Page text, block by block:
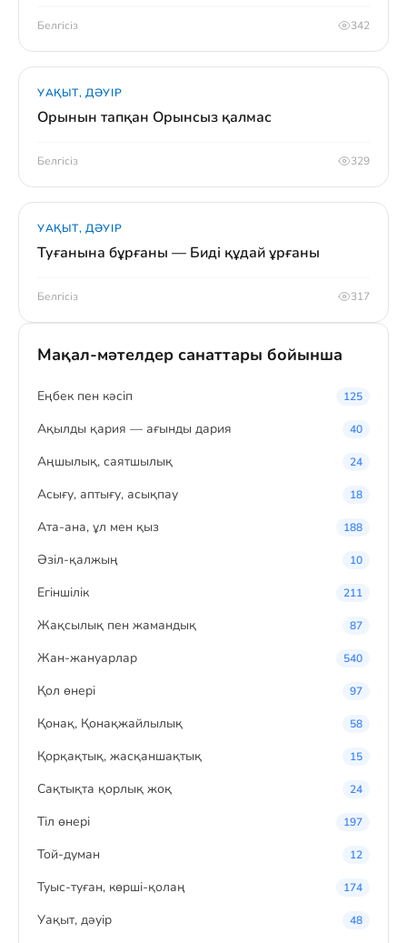
Белгісіз 342
УАҚЫТ, ДӘУІР
Орынын тапқан Орынсыз қалмас
Белгісіз 329
УАҚЫТ, ДӘУІР
Туғанына бұрғаны — Биді құдай ұрғаны
Белгісіз 317
Мақал-мәтелдер санаттары бойынша
Eңбек пен кәсіп 125
Ақылды қария — ағынды дария 40
Аңшылық, саятшылық 24
Асығу, аптығу, асықпау 18
Ата-ана, ұл мен қыз 188
Әзіл-қалжың 10
Егіншілік 211
Жақсылық пен жамандық 87
Жан-жануарлар 540
Қол өнері 97
Қонақ, Қонақжайлылық 58
Қорқақтық, жасқаншақтық 15
Сақтықта қорлық жоқ 24
Тіл өнері 197
Той-думан 12
Туыс-туған, көрші-қолаң 174
Уақыт, дәуір 48